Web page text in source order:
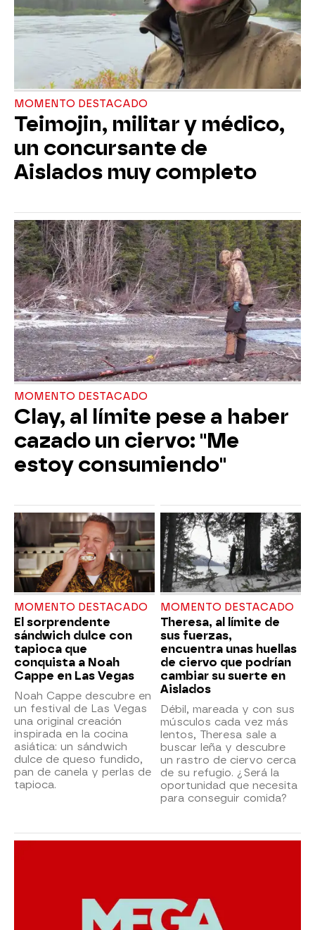
MOMENTO DESTACADO
Teimojin, militar y médico,
un concursante de
Aislados muy completo
MOMENTO DESTACADO
Clay, al límite pese a haber
cazado un ciervo: "Me
estoy consumiendo"
MOMENTO DESTACADO
El sorprendente
sándwich dulce con
tapioca que
conquista a Noah
Cappe en Las Vegas
Noah Cappe descubre en
un festival de Las Vegas
una original creación
inspirada en la cocina
asiática: un sándwich
dulce de queso fundido,
pan de canela y perlas de
tapioca.
MOMENTO DESTACADO
Theresa, al límite de
sus fuerzas,
encuentra unas huellas
de ciervo que podrían
cambiar su suerte en
Aislados
Débil, mareada y con sus
músculos cada vez más
lentos, Theresa sale a
buscar leña y descubre
un rastro de ciervo cerca
de su refugio. ¿Será la
oportunidad que necesita
para conseguir comida?